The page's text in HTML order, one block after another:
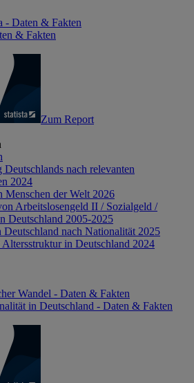
- Daten & Fakten
& Fakten
Zum Report
nach relevanten
2024
Menschen der Welt 2026
Arbeitslosengeld II / Sozialgeld /
Deutschland 2005-2025
Deutschland nach Nationalität 2025
in Deutschland 2024
Wandel - Daten & Fakten
in Deutschland - Daten & Fakten